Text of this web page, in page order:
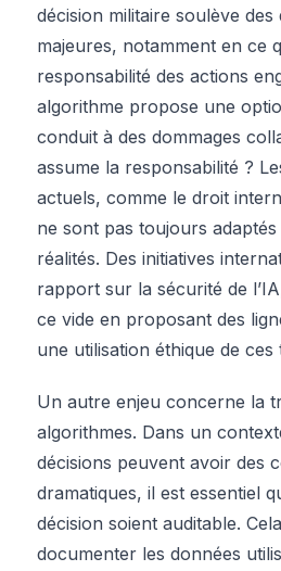
décision militaire soulève des
majeures, notamment en ce
responsabilité des actions
algorithme propose une
conduit à des dommages
assume la responsabilité ?
actuels, comme le droit
ne sont pas toujours
réalités. Des initiatives
rapport sur la sécurité de
ce vide en proposant des
une utilisation éthique de ces
Un autre enjeu concerne la
algorithmes. Dans un
décisions peuvent avoir des
dramatiques, il est essentiel
décision soient auditable.
documenter les données